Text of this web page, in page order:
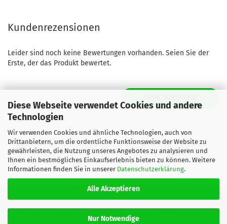
Diese Webseite verwendet Cookies und andere
Technologien
Wir verwenden Cookies und ähnliche Technologien, auch von
Drittanbietern, um die ordentliche Funktionsweise der Website zu
gewährleisten, die Nutzung unseres Angebotes zu analysieren und
Ihnen ein bestmögliches Einkaufserlebnis bieten zu können. Weitere
Informationen finden Sie in unserer Datenschutzerklärung.
Alle Akzeptieren
Nur Notwendige
Kundenrezensionen
Leider sind noch keine Bewertungen vorhanden. Seien Sie der
Erste, der das Produkt bewertet.
Impressum Kontakt
Versand- & Zahlungsbedingungen
Widerrufsrecht & Muster-Widerrufsformular